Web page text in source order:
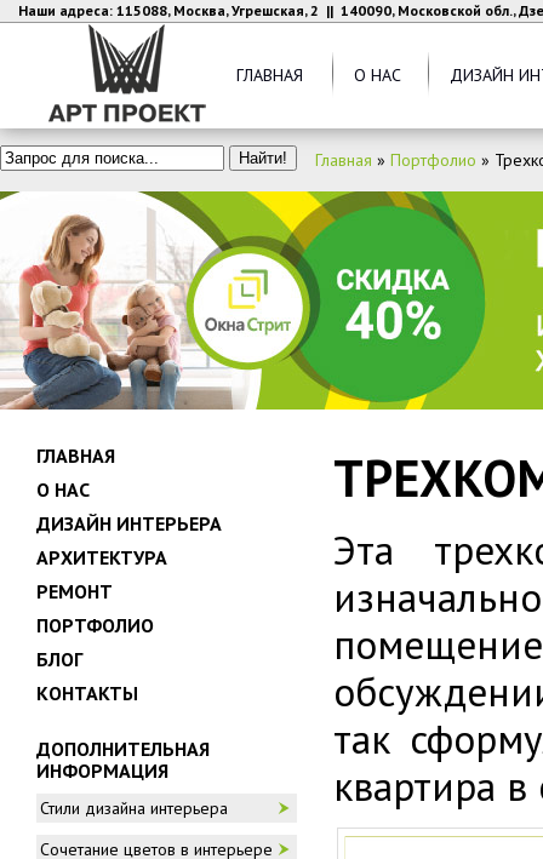
Наши адреса: 115088, Москва, Угрешская, 2 || 140090, Московской обл.,
ГЛАВНАЯ О НАС ДИЗАЙН
Главная » Портфолио »
Эта
так
квартира
ГЛАВНАЯ
О НАС
ДИЗАЙН ИНТЕРЬЕРА
АРХИТЕКТУРА
РЕМОНТ
ПОРТФОЛИО
БЛОГ
КОНТАКТЫ
ДОПОЛНИТЕЛЬНАЯ
ИНФОРМАЦИЯ
Стили дизайна интерьера
Сочетание цветов в интерьере